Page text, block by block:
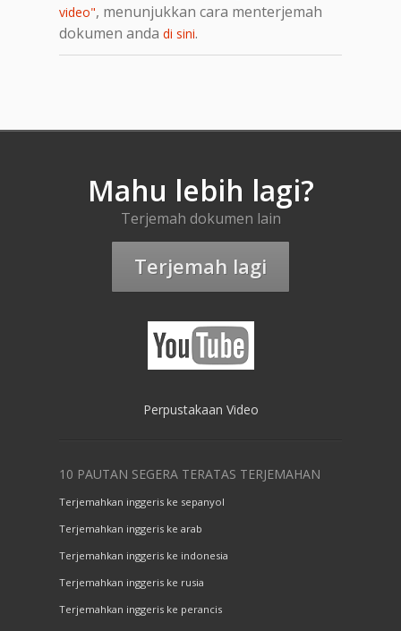
video", menunjukkan cara menterjemah
dokumen anda di sini.
Mahu lebih lagi?
Terjemah dokumen lain
Terjemah lagi
Perpustakaan Video
10 PAUTAN SEGERA TERATAS TERJEMAHAN
Terjemahkan inggeris ke sepanyol
Terjemahkan inggeris ke arab
Terjemahkan inggeris ke indonesia
Terjemahkan inggeris ke rusia
Terjemahkan inggeris ke perancis